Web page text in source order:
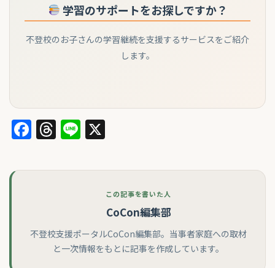
学習のサポートをお探しですか？
不登校のお子さんの学習継続を支援するサービスをご紹介
します。
Facebook
Threads
Line
この記事を書いた人
CoCon編集部
不登校支援ポータルCoCon編集部。当事者家庭への取材
と一次情報をもとに記事を作成しています。